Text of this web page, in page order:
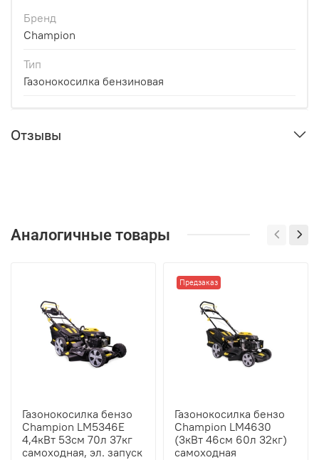
Бренд
Champion
Тип
Газонокосилка бензиновая
Отзывы
Аналогичные товары
Газонокосилка бензо
Champion LM5346E
4,4кВт 53см 70л 37кг
самоходная, эл. запуск
Предзаказ
Газонокосилка бензо
Champion LM4630
(3кВт 46см 60л 32кг)
самоходная